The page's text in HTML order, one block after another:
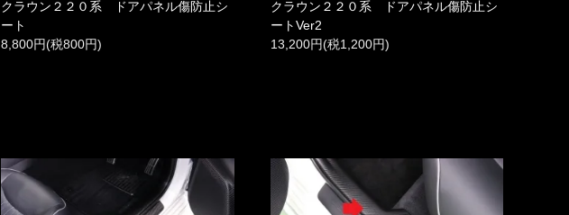
クラウン２２０系 ドアパネル傷防止シ
ート
8,800円(税800円)
クラウン２２０系 ドアパネル傷防止シ
ートVer2
13,200円(税1,200円)